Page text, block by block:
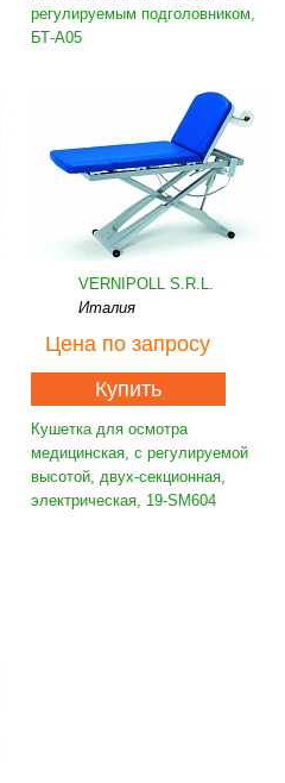
регулируемым подголовником,
БТ-А05
VERNIPOLL S.R.L.
Италия
Цена по запросу
Купить
Кушетка для осмотра
медицинская, с регулируемой
высотой, двух-секционная,
электрическая, 19-SM604